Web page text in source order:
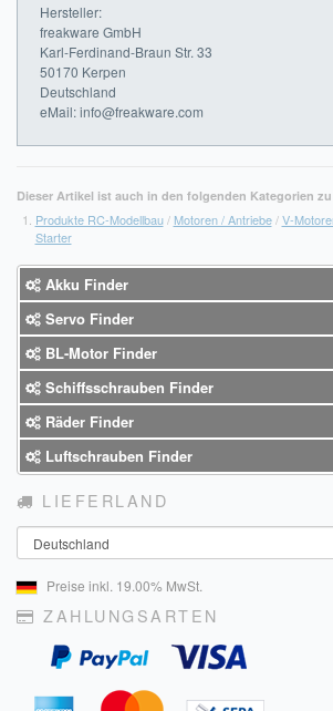
Hersteller:
freakware GmbH
Karl-Ferdinand-Braun Str. 33
50170 Kerpen
Deutschland
eMail: info@freakware.com
Dieser Artikel ist auch in den folgenden Kategorien
Produkte RC-Modellbau/ Motoren / Antriebe/V-
Starter
Akku Finder
Servo Finder
BL-Motor Finder
Schiffsschrauben Finder
Räder Finder
Luftschrauben Finder
LIEFERLAND
Land
Preise inkl. 19.00% MwSt.
ZAHLUNGSARTEN